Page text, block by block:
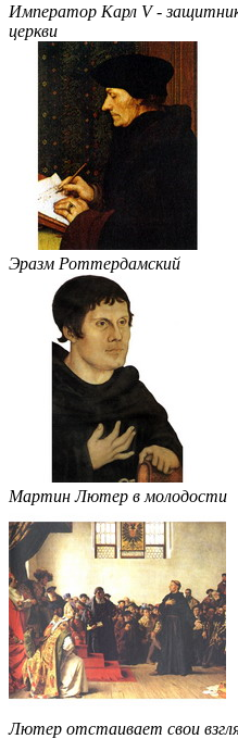
Император Карл V -
церкви
Эразм Роттердамский
Мартин Лютер в молодости
Лютер отстаивает свои